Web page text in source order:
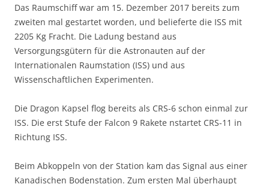
Das Raumschiff war am 15. Dezember 2017 bereits zum
zweiten mal gestartet worden, und belieferte die ISS mit
2205 Kg Fracht. Die Ladung bestand aus
Versorgungsgütern für die Astronauten auf der
Internationalen Raumstation (ISS) und aus
Wissenschaftlichen Experimenten.
Die Dragon Kapsel flog bereits als CRS-6 schon einmal zur
ISS. Die erst Stufe der Falcon 9 Rakete nstartet CRS-11 in
Richtung ISS.
Beim Abkoppeln von der Station kam das Signal aus einer
Kanadischen Bodenstation. Zum ersten Mal überhaupt